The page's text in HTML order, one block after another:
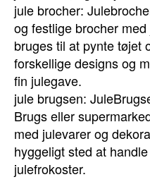
jule brocher:
og festlige brocher
bruges til at pynte tøjet
forskellige designs og
fin julegave.
jule brugsen:
Brugs eller
med julevarer og
hyggeligt sted at
julefrokoster.